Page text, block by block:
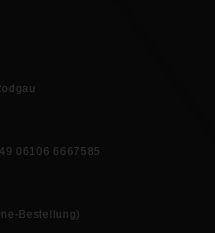
06106 6667585
Bestellung)